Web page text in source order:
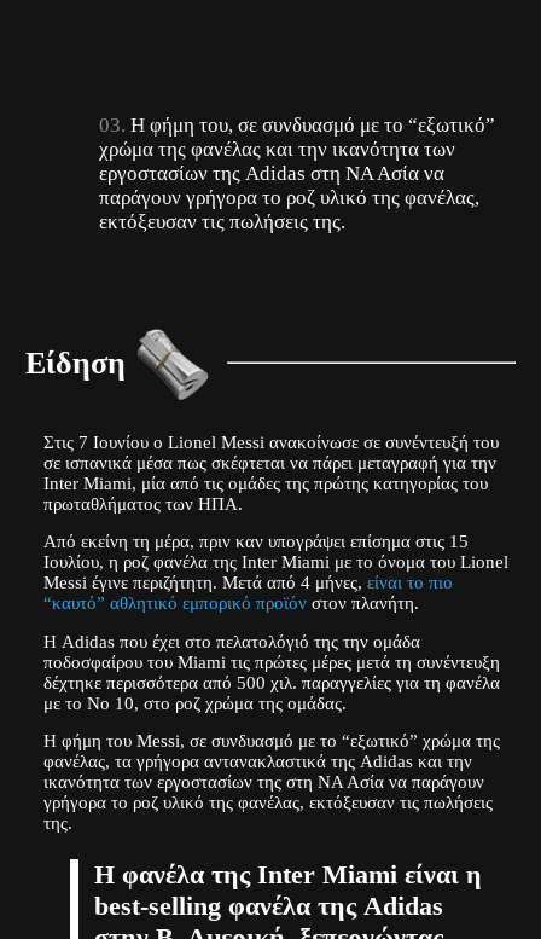
Η φήμη του, σε συνδυασμό με το “εξωτικό”
χρώμα της φανέλας και την ικανότητα των
εργοστασίων της Adidas στη ΝΑ Ασία να
παράγουν γρήγορα το ροζ υλικό της φανέλας,
εκτόξευσαν τις πωλήσεις της.
Είδηση
Στις 7 Ιουνίου ο Lionel Messi ανακοίνωσε σε συνέντευξή του
σε ισπανικά μέσα πως σκέφτεται να πάρει μεταγραφή για την
Inter Miami, μία από τις ομάδες της πρώτης κατηγορίας του
πρωταθλήματος των ΗΠΑ.
Από εκείνη τη μέρα, πριν καν υπογράψει επίσημα στις 15
Ιουλίου, η ροζ φανέλα της Inter Miami με το όνομα του Lionel
Messi έγινε περιζήτητη. Μετά από 4 μήνες, είναι το πιο
“καυτό” αθλητικό εμπορικό προϊόνστον πλανήτη.
Η Adidas που έχει στο πελατολόγιό της την ομάδα
ποδοσφαίρου του Miami τις πρώτες μέρες μετά τη συνέντευξη
δέχτηκε περισσότερα από 500 χιλ. παραγγελίες για τη φανέλα
με το Νο 10, στο ροζ χρώμα της ομάδας.
Η φήμη του Messi, σε συνδυασμό με το “εξωτικό” χρώμα της
φανέλας, τα γρήγορα αντανακλαστικά της Adidas και την
ικανότητα των εργοστασίων της στη ΝΑ Ασία να παράγουν
γρήγορα το ροζ υλικό της φανέλας, εκτόξευσαν τις πωλήσεις
της.
Η φανέλα της Inter Miami είναι η
best-selling φανέλα της Adidas